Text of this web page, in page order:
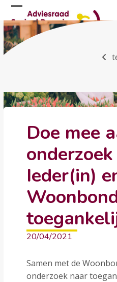
Skip
to
content
Open
mobile
menu
Close
mobile
menu
Doe mee
Ieder(in)
20/04/2021
Samen met de
onderzoek naar